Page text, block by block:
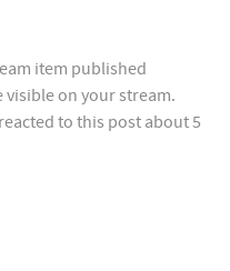
item published
visible on your stream.
reacted to this post about 5